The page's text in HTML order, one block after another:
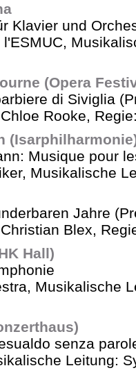
Klavier und
(Opera
di Siviglia
Rooke,
Musique pour
Musikalische
Jahre
Blex,
Hall)
Musikalische
senza
Leitung: